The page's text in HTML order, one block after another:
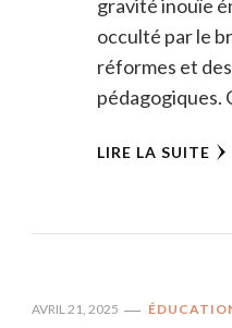
gravité inouïe
occulté par le
réformes et
pédagogiques.
LIRE LA SUITE
AVRIL 21, 2025